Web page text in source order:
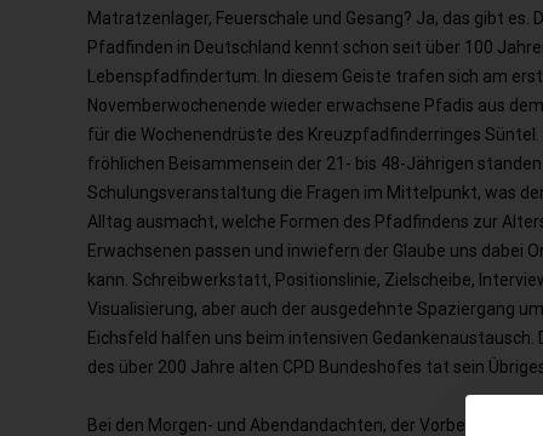
Matratzenlager, Feuerschale und Gesang? Ja, das gibt es.
Pfadfinden in Deutschland kennt schon seit über 100
Lebenspfadfindertum. In diesem Geiste trafen sich am
Novemberwochenende wieder erwachsene Pfadis aus dem
für die Wochenendrüste des Kreuzpfadfinderringes Süntel.
fröhlichen Beisammensein der 21- bis 48-Jährigen
Schulungsveranstaltung die Fragen im Mittelpunkt, was
Alltag ausmacht, welche Formen des Pfadfindens zur
Erwachsenen passen und inwiefern der Glaube uns dabei
kann. Schreibwerkstatt, Positionslinie, Zielscheibe,
Visualisierung, aber auch der ausgedehnte Spaziergang
Eichsfeld halfen uns beim intensiven Gedankenaustausch.
des über 200 Jahre alten CPD Bundeshofes tat sein
Bei den Morgen- und Abendandachten, der Vorbereitung